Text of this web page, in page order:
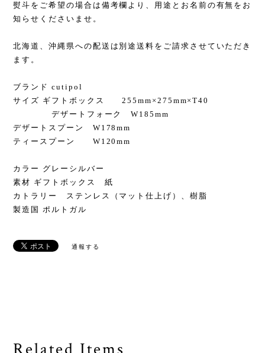
熨斗をご希望の場合は備考欄より、用途とお名前の有無をお
知らせくださいませ。
北海道、沖縄県への配送は別途送料をご請求させていただき
ます。
ブランド cutipol
サイズ ギフトボックス 255mm×275mm×T40
デザートフォーク W185mm
デザートスプーン W178mm
ティースプーン W120mm
カラー グレーシルバー
素材 ギフトボックス 紙
カトラリー ステンレス（マット仕上げ）、樹脂
製造国 ポルトガル
通報する